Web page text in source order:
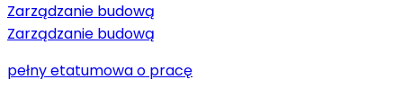
Zarządzanie budową
Zarządzanie budową
pełny etatumowa o pracę